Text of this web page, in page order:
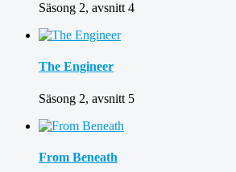
Säsong 2, avsnitt 4
The Engineer
Säsong 2, avsnitt 5
From Beneath